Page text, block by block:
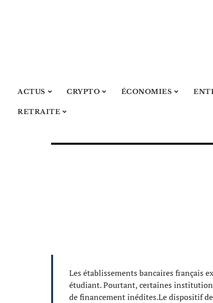
ACTUS CRYPTO ÉCONOMIES
RETRAITE
Les établissements bancaires français
étudiant. Pourtant, certaines
de financement inédites.Le dispositif